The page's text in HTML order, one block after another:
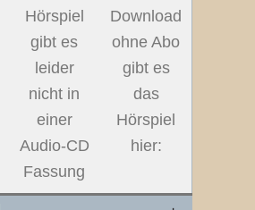
Hörspiel
gibt es
leider
nicht in
einer
Audio-CD
Fassung
Download
ohne Abo
gibt es
das
Hörspiel
hier: